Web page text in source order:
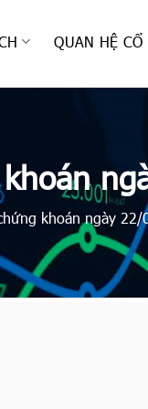
QUAN HỆ
khoán ngày 22/